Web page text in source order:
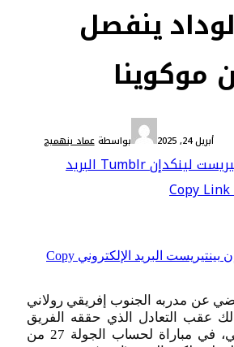
ينفصل
موكوينا
أبريل 24, 2025 بواسطة عماد بنهميج
لينكدإنTumblrالبريد
Copy Link
بينتيريست البريد الإلكتروني Copy
عن مدربه الجنوب إفريقي رولاني
عقب التعادل الذي حققه الفريق
أمام أولمبيك آسفي، في مباراة لحساب الجولة 27 من